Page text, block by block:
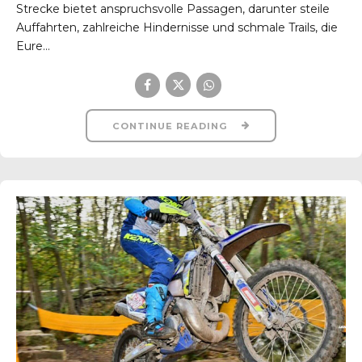
Strecke bietet anspruchsvolle Passagen, darunter steile
Auffahrten, zahlreiche Hindernisse und schmale Trails, die
Eure...
CONTINUE READING